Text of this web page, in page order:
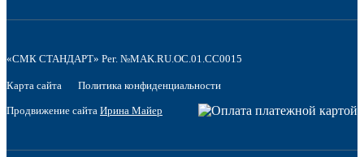
«СМК СТАНДАРТ» Рег. №MAK.RU.OC.01.CC0015
Карта сайта Политика конфиденциальности
Продвижение сайта Ирина Майер